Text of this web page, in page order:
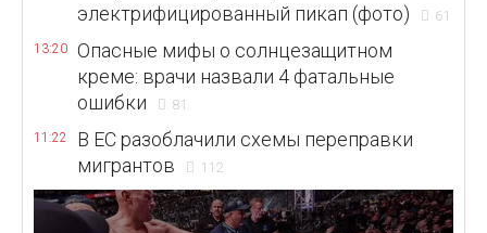
электрифицированный пикап (фото)
61
13:20
Опасные мифы о солнцезащитном
креме: врачи назвали 4 фатальные
ошибки
81
11:22
В ЕС разоблачили схемы переправки
мигрантов
112